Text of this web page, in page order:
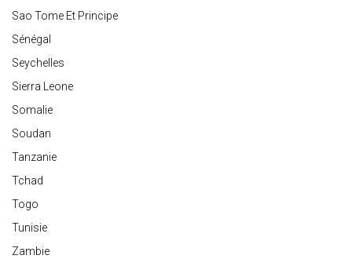
Sao Tome Et Principe
Sénégal
Seychelles
Sierra Leone
Somalie
Soudan
Tanzanie
Tchad
Togo
Tunisie
Zambie